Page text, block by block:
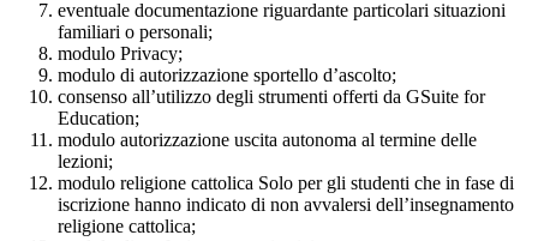
eventuale documentazione riguardante particolari situazioni
familiari o personali;
modulo Privacy;
modulo di autorizzazione sportello d’ascolto;
consenso all’utilizzo degli strumenti offerti da GSuite for
Education;
modulo autorizzazione uscita autonoma al termine delle
lezioni;
modulo religione cattolica Solo per gli studenti che in fase di
iscrizione hanno indicato di non avvalersi dell’insegnamento
religione cattolica;